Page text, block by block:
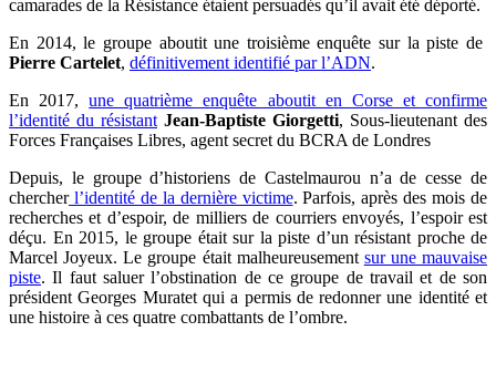
camarades de la Résistance étaient persuadés qu’il avait été déporté.
En 2014, le groupe aboutit une troisième enquête sur la piste de
Pierre Cartelet, définitivement identifié par l’ADN.
En 2017,une quatrième enquête aboutit en Corse et confirme
l’identité du résistant Jean-Baptiste Giorgetti, Sous-lieutenant des
Forces Françaises Libres, agent secret du BCRA de Londres
Depuis, le groupe d’historiens de Castelmaurou n’a de cesse de
chercherl’identité de la dernière victime. Parfois, après des mois de
recherches et d’espoir, de milliers de courriers envoyés, l’espoir est
déçu. En 2015, le groupe était sur la piste d’un résistant proche de
Marcel Joyeux. Le groupe était malheureusement sur une mauvaise
piste. Il faut saluer l’obstination de ce groupe de travail et de son
président Georges Muratet qui a permis de redonner une identité et
une histoire à ces quatre combattants de l’ombre.